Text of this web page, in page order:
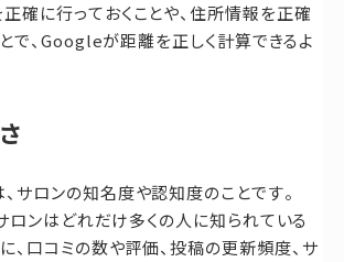
確に行っておくことや、住所情報を正確
で、Googleが距離を正しく計算できるよ
サロンの知名度や認知度のことです。
ロンはどれだけ多くの人に知られている
、口コミの数や評価、投稿の更新頻度、サ